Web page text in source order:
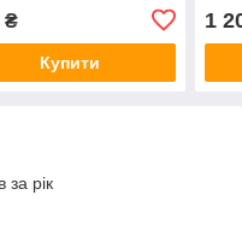
₴
Купити
1
за рік